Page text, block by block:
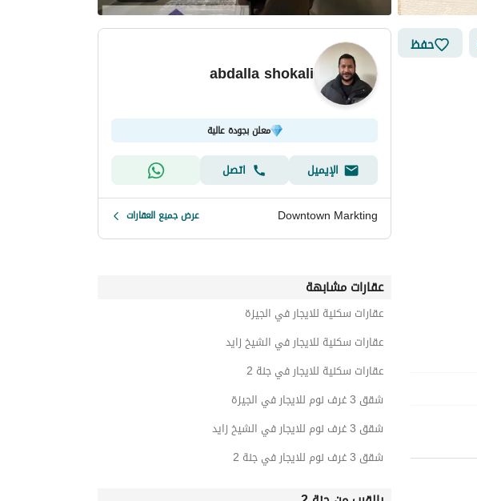
حفظ
abdalla shokali
معلن بجودة عالية
الإيميل اتصل
Downtown Markting عرض جميع العقارات
عقارات مشابهة
عقارات سكنية للايجار في الجيزة
عقارات سكنية للايجار في الشيخ زايد
عقارات سكنية للايجار في جنة 2
شقق 3 غرف نوم للايجار في الجيزة
شقق 3 غرف نوم للايجار في الشيخ زايد
شقق 3 غرف نوم للايجار في جنة 2